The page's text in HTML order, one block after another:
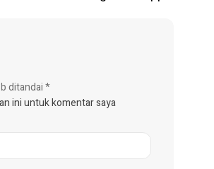
ditandai*
ini untuk komentar saya